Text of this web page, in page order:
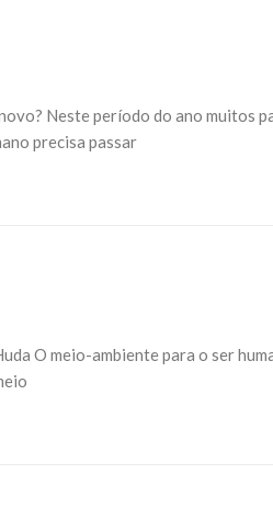
Neste período do ano muitos
precisa passar
O meio-ambiente para o ser